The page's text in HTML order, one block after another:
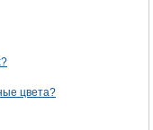
цвета?